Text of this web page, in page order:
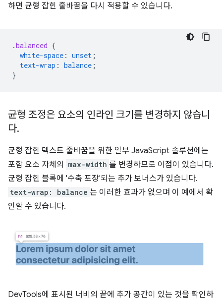
하면 균형 잡힌 줄바꿈을 다시 적용할 수 있습니다.
.balanced {
white-space : unset ;
text-wrap : balance ;
}
균형 조정은 요소의 인라인 크기를 변경하지 않습니
다.
균형 잡힌 텍스트 줄바꿈을 위한 일부 JavaScript 솔루션에는
포함 요소 자체의
max-width 를 변경하므로 이점이 있습니다.
균형 잡힌 블록에 '수축 포장'되는 추가 보너스가 있습니다.
text-wrap: balance 는 이러한 효과가 없으며 이 예에서 확
인할 수 있습니다.
DevTools에 표시된 너비의 끝에 추가 공간이 있는 것을 확인하